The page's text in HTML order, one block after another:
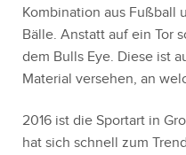
Kombination aus Fußball
Bälle. Anstatt auf ein Tor
dem Bulls Eye. Diese ist
Material versehen, an
2016 ist die Sportart in
hat sich schnell zum